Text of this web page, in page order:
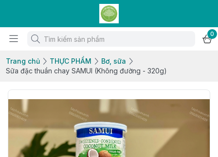
0
Trang chủ THỰC PHẨM
Bơ, sữa
Sữa đặc thuần chay SAMUI (Không đường - 320g)